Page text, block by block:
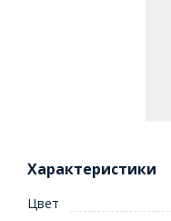
Характеристики
Цвет